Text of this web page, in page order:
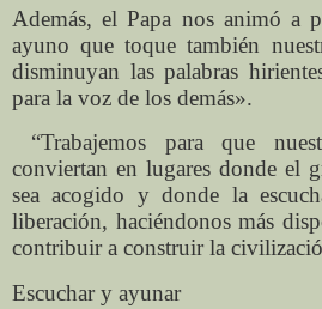
Además, el Papa nos animó a
ayuno que toque también
disminuyan las palabras
para la voz de los demás».
“Trabajemos para que
conviertan en lugares donde el
sea acogido y donde la
liberación, haciéndonos más
contribuir a construir la
Escuchar y ayunar